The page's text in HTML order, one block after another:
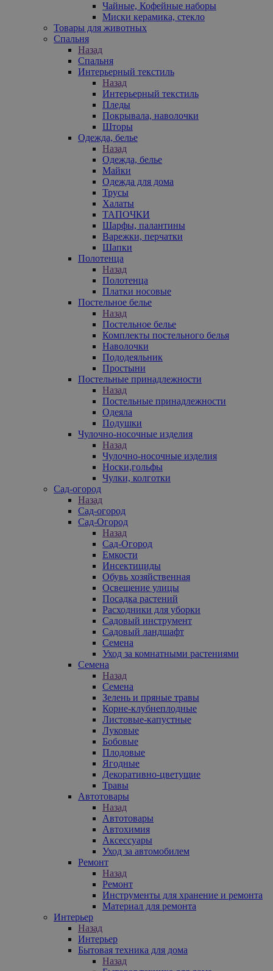
Чайные, Кофейные наборы
Миски керамика, стекло
Товары для животных
Спальня
Назад
Спальня
Интерьерный текстиль
Назад
Интерьерный текстиль
Пледы
Покрывала, наволочки
Шторы
Одежда, белье
Назад
Одежда, белье
Майки
Одежда для дома
Трусы
Халаты
ТАПОЧКИ
Шарфы, палантины
Варежки, перчатки
Шапки
Полотенца
Назад
Полотенца
Платки носовые
Постельное белье
Назад
Постельное белье
Комплекты постельного белья
Наволочки
Пододеяльник
Простыни
Постельные принадлежности
Назад
Постельные принадлежности
Одеяла
Подушки
Чулочно-носочные изделия
Назад
Чулочно-носочные изделия
Носки,гольфы
Чулки, колготки
Сад-огород
Назад
Сад-огород
Сад-Огород
Назад
Сад-Огород
Емкости
Инсектициды
Обувь хозяйственная
Освещение улицы
Посадка растений
Расходники для уборки
Садовый инструмент
Садовый ландшафт
Семена
Уход за комнатными растениями
Семена
Назад
Семена
Зелень и пряные травы
Корне-клубнеплодные
Листовые-капустные
Луковые
Бобовые
Плодовые
Ягодные
Декоративно-цветущие
Травы
Автотовары
Назад
Автотовары
Автохимия
Аксессуары
Уход за автомобилем
Ремонт
Назад
Ремонт
Инструменты для хранение и ремонта
Материал для ремонта
Интерьер
Назад
Интерьер
Бытовая техника для дома
Назад